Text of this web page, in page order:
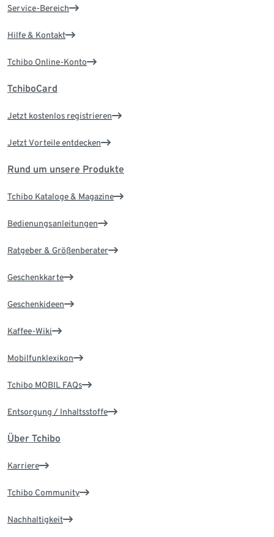
Service-Bereich
Hilfe & Kontakt
Tchibo Online-Konto
TchiboCard
Jetzt kostenlos registrieren
Jetzt Vorteile entdecken
Rund um unsere Produkte
Tchibo Kataloge & Magazine
Bedienungsanleitungen
Ratgeber & Größenberater
Geschenkkarte
Geschenkideen
Kaffee-Wiki
Mobilfunklexikon
Tchibo MOBIL FAQs
Entsorgung / Inhaltsstoffe
Über Tchibo
Karriere
Tchibo Community
Nachhaltigkeit